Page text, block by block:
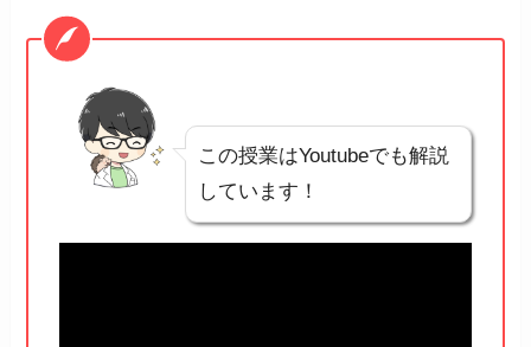
この授業はYoutubeでも解説
しています！